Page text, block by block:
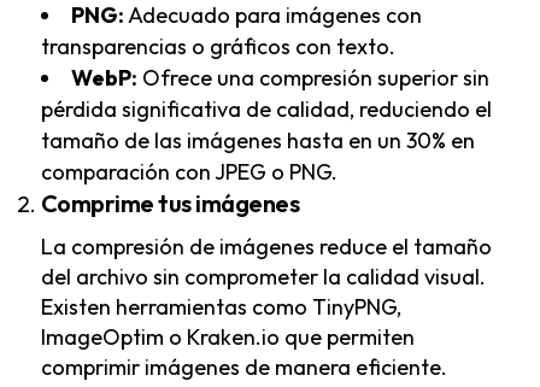
PNG:Adecuado para imágenes con
transparencias o gráficos con texto.
WebP: Ofrece una compresión superior sin
pérdida significativa de calidad, reduciendo el
tamaño de las imágenes hasta en un 30% en
comparación con JPEG o PNG.
Comprime tus imágenes
La compresión de imágenes reduce el tamaño
del archivo sin comprometer la calidad visual.
Existen herramientas como TinyPNG,
ImageOptim o Kraken.io que permiten
comprimir imágenes de manera eficiente.